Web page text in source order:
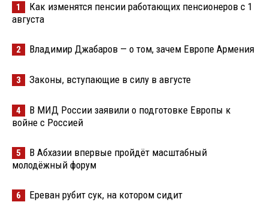
1
Как изменятся пенсии работающих пенсионеров с 1
августа
2 Владимир Джабаров — о том, зачем Европе Армения
3 Законы, вступающие в силу в августе
4
В МИД России заявили о подготовке Европы к
войне с Россией
5
В Абхазии впервые пройдёт масштабный
молодёжный форум
6 Ереван рубит сук, на котором сидит